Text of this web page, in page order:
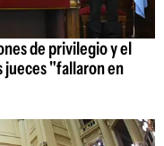
de privilegio y el
jueces "fallaron en